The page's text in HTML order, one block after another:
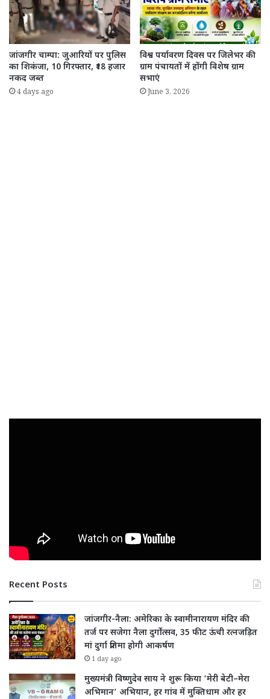
जांजगीर चाम्पा: जुआरियों पर पुलिस
का शिकंजा, 10 गिरफ्तार, ₹18 हजार
नकद जब्त
4 days ago
विश्व पर्यावरण दिवस पर जिलेभर की
ग्राम पंचायतों में होंगी विशेष ग्राम
सभाएं
June 3, 2026
Recent Posts
जांजगीर-नैला: अमेरिका के स्वामीनारायण मंदिर की
तर्ज पर सजेगा नैला दुर्गोत्सव, 35 फीट ऊंची रत्नजड़ित
मां दुर्गा प्रतिमा होगी आकर्षण
1 day ago
मुख्यमंत्री विष्णुदेव साय ने शुरू किया ‘मेरी बेटी–मेरा
अभिमान’ अभियान, हर गांव में मुक्तिधाम और हर